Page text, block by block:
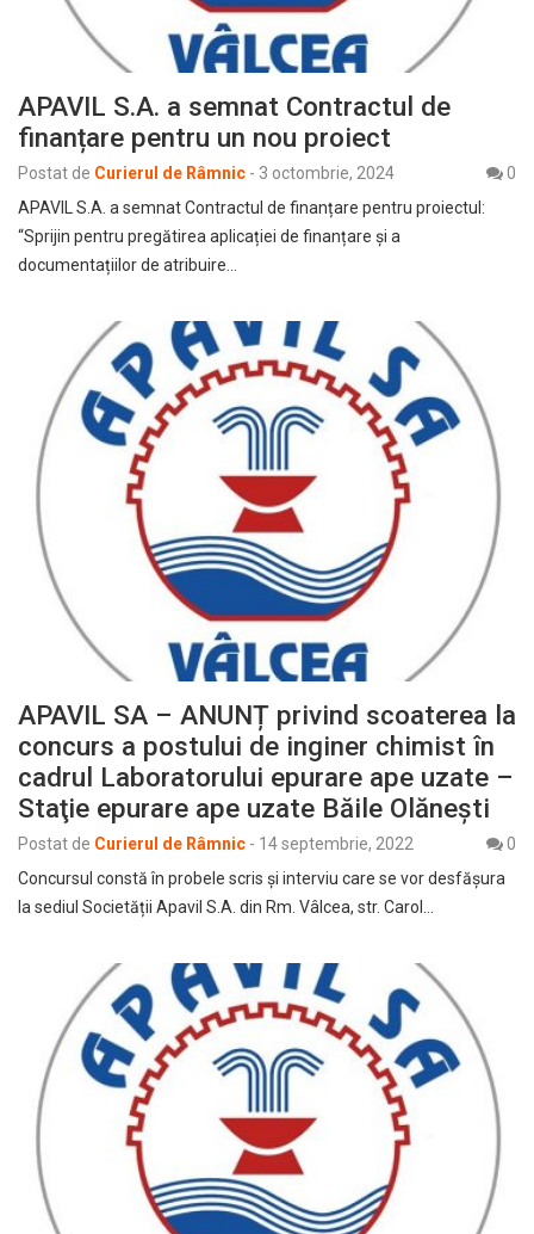
APAVIL S.A. a semnat Contractul de
finanțare pentru un nou proiect
Postat de Curierul de Râmnic - 3 octombrie, 2024
0
APAVIL S.A. a semnat Contractul de finanțare pentru proiectul:
“Sprijin pentru pregătirea aplicației de finanțare și a
documentațiilor de atribuire…
APAVIL SA – ANUNȚ privind scoaterea la
concurs a postului de inginer chimist în
cadrul Laboratorului epurare ape uzate –
Staţie epurare ape uzate Băile Olăneşti
Postat de Curierul de Râmnic - 14 septembrie, 2022
0
Concursul constă în probele scris şi interviu care se vor desfășura
la sediul Societății Apavil S.A. din Rm. Vâlcea, str. Carol…